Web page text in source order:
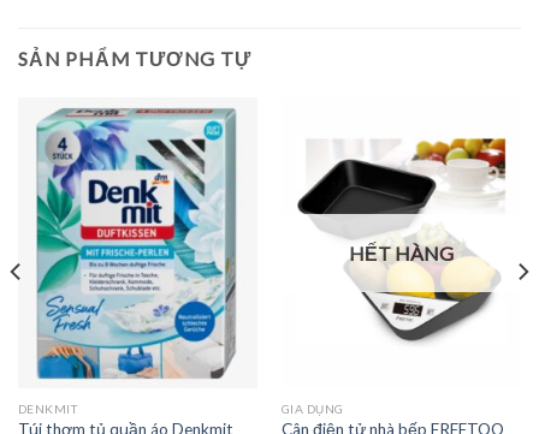
SẢN PHẨM TƯƠNG TỰ
DENKMIT
Túi thơm tủ quần áo Denkmit
HẾT HÀNG
GIA DỤNG
Cân điện tử nhà bếp FREETOO